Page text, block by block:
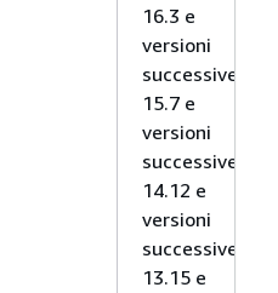
16.3 e
versioni
successive,
15.7 e
versioni
successive,
14.12 e
versioni
successive,
13.15 e